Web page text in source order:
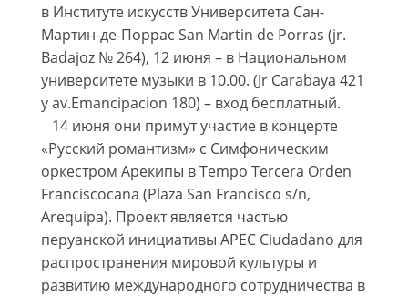
в Институте искусств Университета Сан-
Мартин-де-Поррас San Martin de Porras (jr.
Badajoz № 264), 12 июня – в Национальном
университете музыки в 10.00. (Jr Carabaya 421
y av.Emancipacion 180) – вход бесплатный.
14 июня они примут участие в концерте
«Русский романтизм» с Симфоническим
оркестром Арекипы в Tempo Tercera Orden
Franciscocana (Plaza San Francisco s/n,
Arequipa). Проект является частью
перуанской инициативы APEC Ciudadano для
распространения мировой культуры и
развитию международного сотрудничества в